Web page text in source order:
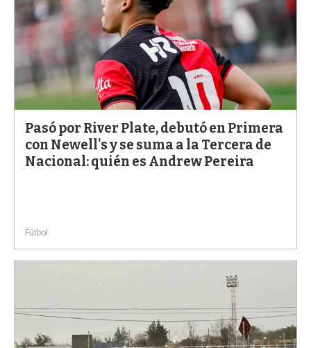
Pasó por River Plate, debutó en Primera
con Newell's y se suma a la Tercera de
Nacional: quién es Andrew Pereira
Fútbol